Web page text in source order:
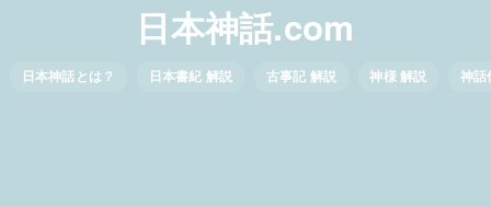
日本神話.com
日本神話とは？ 日本書紀 解説 古事記 解説 神様 解説 神話